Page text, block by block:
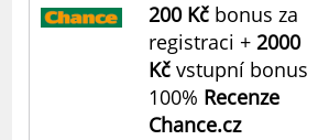
200 Kč bonus za
registraci +2000
Kč vstupní bonus
100% Recenze
Chance.cz